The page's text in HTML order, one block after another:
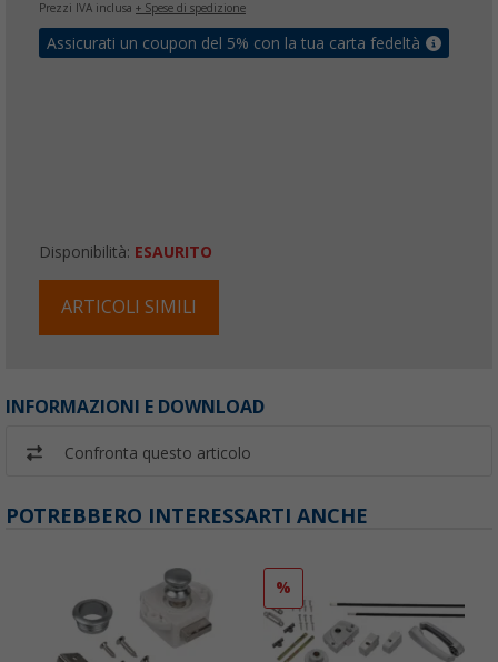
Prezzi IVA inclusa + Spese di spedizione
Assicurati un coupon del 5% con la tua carta fedeltà
Disponibilità: ESAURITO
ARTICOLI SIMILI
INFORMAZIONI E DOWNLOAD
Confronta questo articolo
POTREBBERO INTERESSARTI ANCHE
%